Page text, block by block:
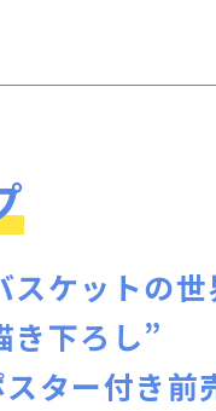
スケットの
き下ろし”
ター付き前